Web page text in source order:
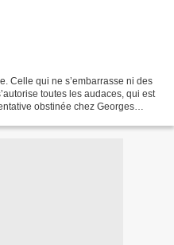
Celle qui ne s’embarrasse ni des
toutes les audaces, qui est
obstinée chez Georges